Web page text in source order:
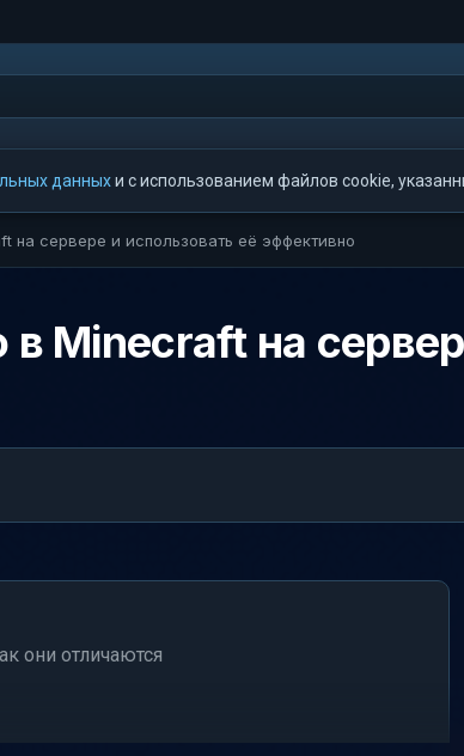
данныхи с использованием файлов cookie,
на сервере и использовать её эффективно
Minecraft на
они отличаются